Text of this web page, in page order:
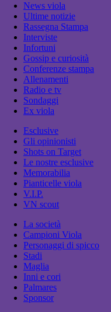
News viola
Ultime notizie
Rassegna Stampa
Interviste
Infortuni
Gossip e curiosità
Conferenze stampa
Allenamenti
Radio e tv
Sondaggi
Ex viola
Esclusive
Gli opinionisti
Shots on Target
Le nostre esclusive
Memorabilia
Pianticelle viola
V.I.P.
VN scout
La società
Campioni Viola
Personaggi di spicco
Stadi
Maglia
Inni e cori
Palmares
Sponsor